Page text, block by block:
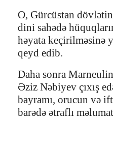
O, Gürcüstan
dini sahədə
həyata keçirilməsinə
qeyd edib.
Daha sonra
Əziz Nəbiyev çıxış
bayramı, orucun və
barədə ətraflı